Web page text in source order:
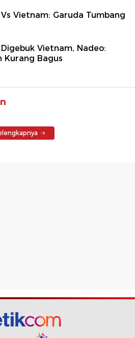
Vietnam: Garuda Tumbang
Vietnam, Nadeo:
Kurang Bagus